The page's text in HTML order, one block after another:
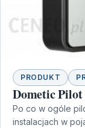
PRODUKT
Dometic Pilot
Po co w ogóle
instalacjach w